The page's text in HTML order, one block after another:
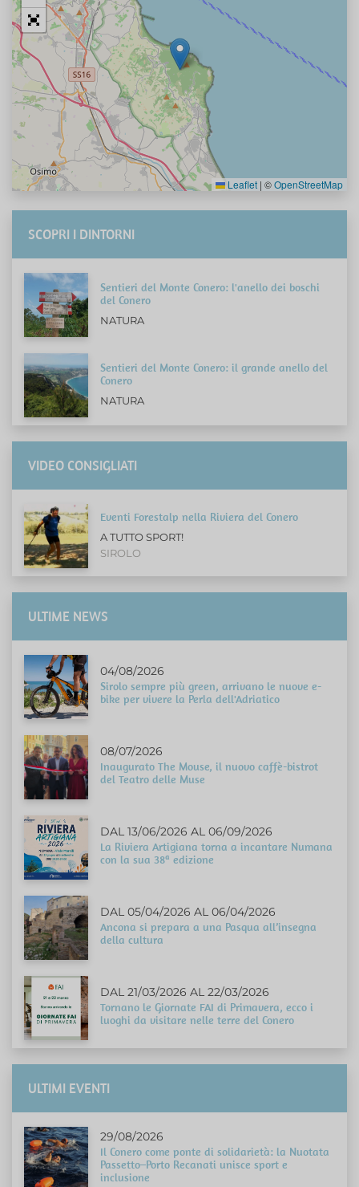
Leaflet | ©OpenStreetMap
SCOPRI I DINTORNI
Sentieri del Monte Conero: l'anello dei boschi
del Conero
NATURA
Sentieri del Monte Conero: il grande anello del
Conero
NATURA
VIDEO CONSIGLIATI
Eventi Forestalp nella Riviera del Conero
A TUTTO SPORT!
SIROLO
ULTIME NEWS
04/08/2026
Sirolo sempre più green, arrivano le nuove e-
bike per vivere la Perla dell'Adriatico
08/07/2026
Inaugurato The Mouse, il nuovo caffè-bistrot
del Teatro delle Muse
DAL 13/06/2026 AL 06/09/2026
La Riviera Artigiana torna a incantare Numana
con la sua 38ª edizione
DAL 05/04/2026 AL 06/04/2026
Ancona si prepara a una Pasqua all’insegna
della cultura
DAL 21/03/2026 AL 22/03/2026
Tornano le Giornate FAI di Primavera, ecco i
luoghi da visitare nelle terre del Conero
ULTIMI EVENTI
29/08/2026
Il Conero come ponte di solidarietà: la Nuotata
Passetto–Porto Recanati unisce sport e
inclusione